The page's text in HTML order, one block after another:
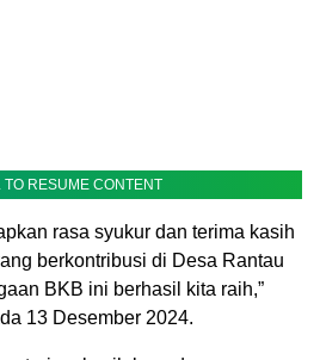
TO RESUME CONTENT
rasa syukur dan terima kasih
berkontribusi di Desa Rantau
BKB ini berhasil kita raih,”
13 Desember 2024.